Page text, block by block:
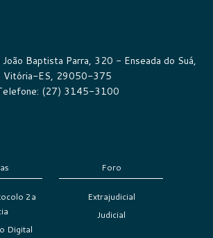
João Baptista Parra, 320 - Enseada do Suá,
Vitória-ES, 29050-375
(27) 3145-3100
2a
Digital
Foro
Extrajudicial
Judicial